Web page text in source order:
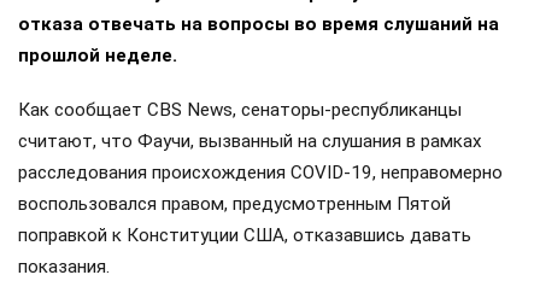
отказа отвечать на вопросы во время слушаний на
прошлой неделе.
Как сообщает CBS News, сенаторы-республиканцы
считают, что Фаучи, вызванный на слушания в рамках
расследования происхождения COVID-19, неправомерно
воспользовался правом, предусмотренным Пятой
поправкой к Конституции США, отказавшись давать
показания.